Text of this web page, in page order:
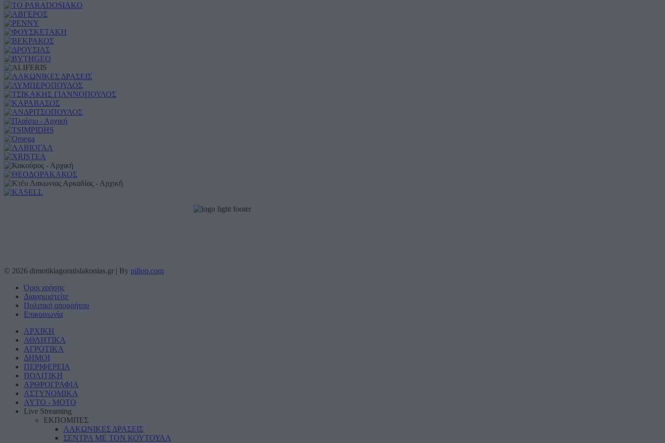
© 2026 dimotikiagoratislakonias.gr | By piliop.com
Όροι χρήσης
Διαφημιστείτε
Πολιτική απορρήτου
Επικοινωνία
ΑΡΧΙΚΗ
ΑΘΛΗΤΙΚΑ
ΑΓΡΟΤΙΚΑ
ΔΗΜΟΙ
ΠΕΡΙΦΕΡΕΙΑ
ΠΟΛΙΤΙΚΗ
ΑΡΘΡΟΓΡΑΦΙΑ
ΑΣΤΥΝΟΜΙΚΑ
AYTO - MOTO
Live Streaming
ΕΚΠΟΜΠΕΣ
ΛΑΚΩΝΙΚΕΣ ΔΡΑΣΕΙΣ
ΣΕΝΤΡΑ ΜΕ ΤΟΝ ΚΟΥΤΟΥΛΑ